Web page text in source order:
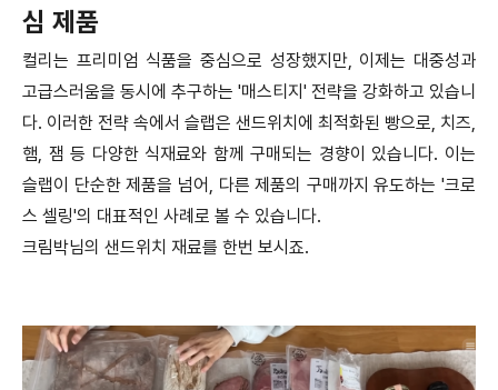
심 제품
컬리는 프리미엄 식품을 중심으로 성장했지만, 이제는 대중성과
고급스러움을 동시에 추구하는 '매스티지' 전략을 강화하고 있습니
다. 이러한 전략 속에서 슬랩은 샌드위치에 최적화된 빵으로, 치즈,
햄, 잼 등 다양한 식재료와 함께 구매되는 경향이 있습니다. 이는
슬랩이 단순한 제품을 넘어, 다른 제품의 구매까지 유도하는 '크로
스 셀링'의 대표적인 사례로 볼 수 있습니다.
크림박님의 샌드위치 재료를 한번 보시죠.